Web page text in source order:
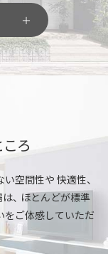
ころ
い空間性や 快適性、
、 ほとんどが標準
をご体感していただ